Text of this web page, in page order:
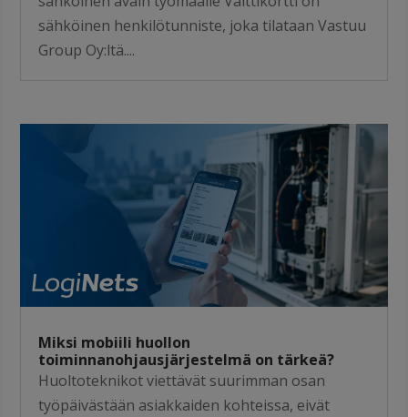
sähköinen henkilötunniste, joka tilataan Vastuu
Group Oy:ltä....
Miksi mobiili huollon
toiminnanohjausjärjestelmä on tärkeä?
Huoltoteknikot viettävät suurimman osan
työpäivästään asiakkaiden kohteissa, eivät